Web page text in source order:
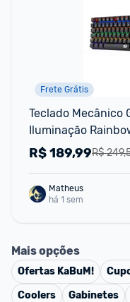
Frete Grátis
Teclado Mecânico
Iluminação
K608-r (pt-brown)
R$
R$189,99
Matheus
há 1 sem
Mais opções
Ofertas KaBuM!
Coolers
Gabinetes